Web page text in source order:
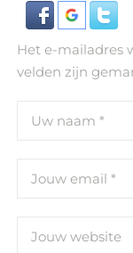
Het e-mailadres
velden zijn